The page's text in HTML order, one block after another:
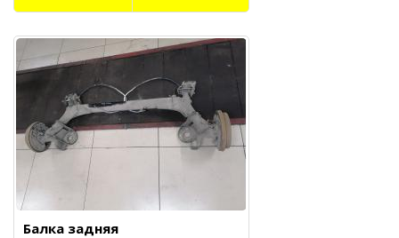
Балка задняя